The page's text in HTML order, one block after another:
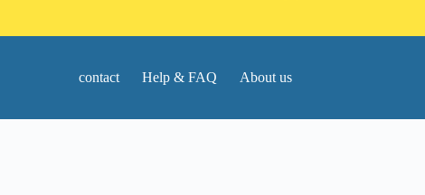
contact Help & FAQ About us